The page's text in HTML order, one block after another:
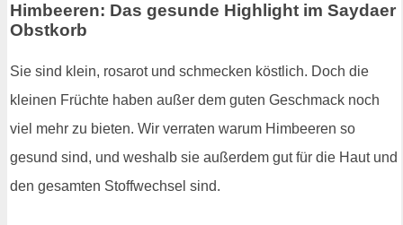
Himbeeren: Das gesunde Highlight im Saydaer
Obstkorb
Sie sind klein, rosarot und schmecken köstlich. Doch die
kleinen Früchte haben außer dem guten Geschmack noch
viel mehr zu bieten. Wir verraten warum Himbeeren so
gesund sind, und weshalb sie außerdem gut für die Haut und
den gesamten Stoffwechsel sind.